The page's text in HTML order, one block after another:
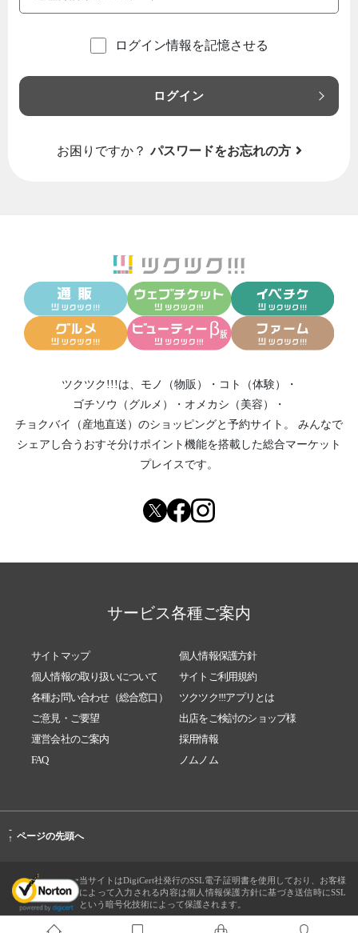
ログイン情報を記憶させる
ログイン
お困りですか？ パスワードをお忘れの方
ツクツク!!!は、 モノ（物販） ・ コト（体験）
・
ゴチソウ（グルメ）
・ オメカシ（美容）
・
チョクバイ（産地直送） のショッピングと予約サイト。
みんなで
シェアし合う おすそ分けポイント機能を搭載した総合マーケット
プレイスです。
サービス各種ご案内
サイトマップ
個人情報保護方針
個人情報の取り扱いについて
サイトご利用規約
各種お問い合わせ（総合窓口）
ツクツク!!!アプリとは
ご意見・ご要望
出店をご検討のショップ様
運営会社のご案内
採用情報
FAQ
ノムノム
-
↑ ページの先頭へ
当サイトはDigiCert社発行のSSL電子証明書を使用しており、お客様
によって入力される内容は個人情報保護方針に基づき送信時にSSL
という暗号化技術によって保護されます。